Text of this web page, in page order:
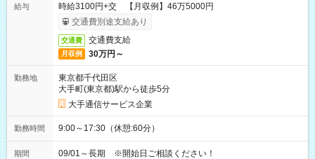
給与
時給3100円+交 【月収例】46万5000円
交通費別途支給あり
交通費 交通費支給
月収例 30万円～
勤務地
東京都千代田区
大手町(東京都)駅から徒歩5分
大手通信サービス企業
勤務時間 9:00～17:30（休憩:60分）
期間 09/01～長期 ※開始日ご相談ください！